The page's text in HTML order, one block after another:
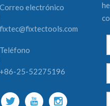
Correo electrónico
fixtec@fixtectools.com
Teléfono
+86-25-52275196